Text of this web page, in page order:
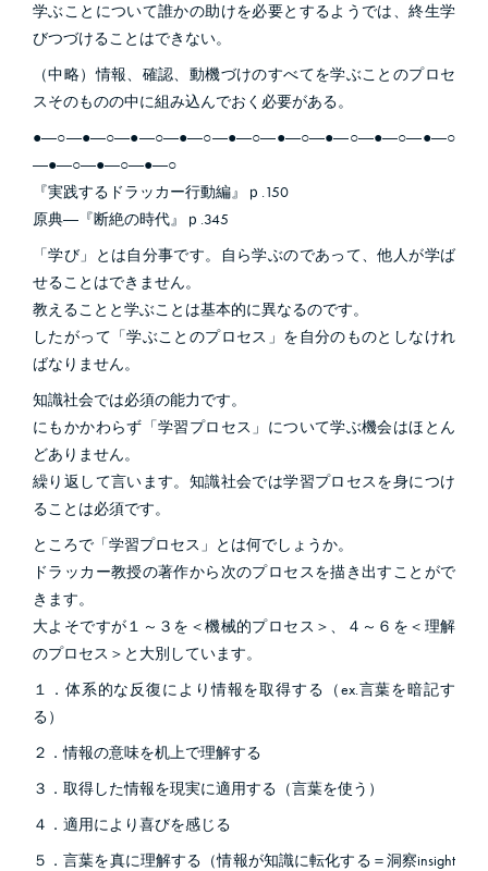
学ぶことについて誰かの助けを必要とするようでは、終生学
びつづけることはできない。
（中略）情報、確認、動機づけのすべてを学ぶことのプロセ
スそのものの中に組み込んでおく必要がある。
●―○―●―○―●―○―●―○―●―○―●―○―●―○―●―○―●―○
―●―○―●―○―●―○
『実践するドラッカー行動編』ｐ.150
原典―『断絶の時代』ｐ.345
「学び」とは自分事です。自ら学ぶのであって、他人が学ば
せることはできません。
教えることと学ぶことは基本的に異なるのです。
したがって「学ぶことのプロセス」を自分のものとしなけれ
ばなりません。
知識社会では必須の能力です。
にもかかわらず「学習プロセス」について学ぶ機会はほとん
どありません。
繰り返して言います。知識社会では学習プロセスを身につけ
ることは必須です。
ところで「学習プロセス」とは何でしょうか。
ドラッカー教授の著作から次のプロセスを描き出すことがで
きます。
大よそですが１～３を＜機械的プロセス＞、４～６を＜理解
のプロセス＞と大別しています。
１．体系的な反復により情報を取得する（ex.言葉を暗記す
る）
２．情報の意味を机上で理解する
３．取得した情報を現実に適用する（言葉を使う）
４．適用により喜びを感じる
５．言葉を真に理解する（情報が知識に転化する＝洞察insight